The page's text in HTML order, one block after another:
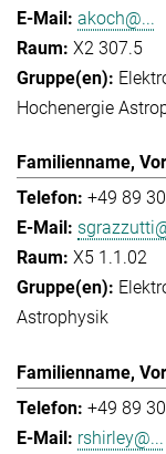
akoch@...
X2 307.5
Hochenergie
+49 89
X5 1.1.02
Astrophysik
+49 89
rshirley@...